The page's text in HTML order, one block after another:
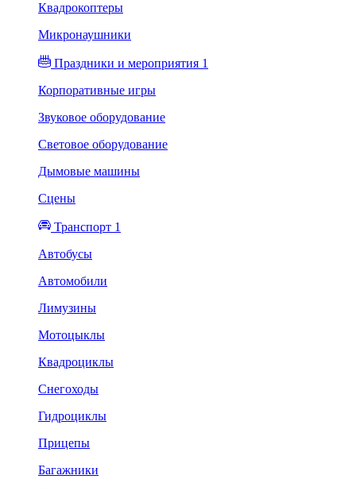
Квадрокоптеры
Микронаушники
Праздники и мероприятия 1
Корпоративные игры
Звуковое оборудование
Световое оборудование
Дымовые машины
Сцены
Транспорт 1
Автобусы
Автомобили
Лимузины
Мотоцыклы
Квадроциклы
Снегоходы
Гидроциклы
Прицепы
Багажники